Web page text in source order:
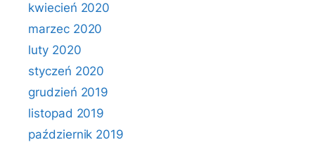
kwiecień 2020
marzec 2020
luty 2020
styczeń 2020
grudzień 2019
listopad 2019
październik 2019